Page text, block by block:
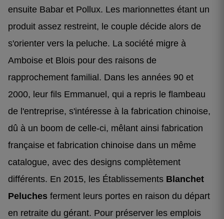
ensuite Babar et Pollux. Les marionnettes étant un
produit assez restreint, le couple décide alors de
s'orienter vers la peluche. La société migre à
Amboise et Blois pour des raisons de
rapprochement familial. Dans les années 90 et
2000, leur fils Emmanuel, qui a repris le flambeau
de l'entreprise, s'intéresse à la fabrication chinoise,
dû à un boom de celle-ci, mêlant ainsi fabrication
française et fabrication chinoise dans un même
catalogue, avec des designs complètement
différents. En 2015, les Établissements Blanchet
Peluches ferment leurs portes en raison du départ
en retraite du gérant. Pour préserver les emplois